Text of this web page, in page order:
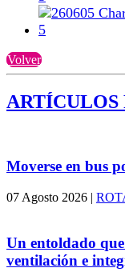
Volver
ARTÍCULOS
Moverse en bus
07 Agosto 2026 |
Un entoldado
ventilación e